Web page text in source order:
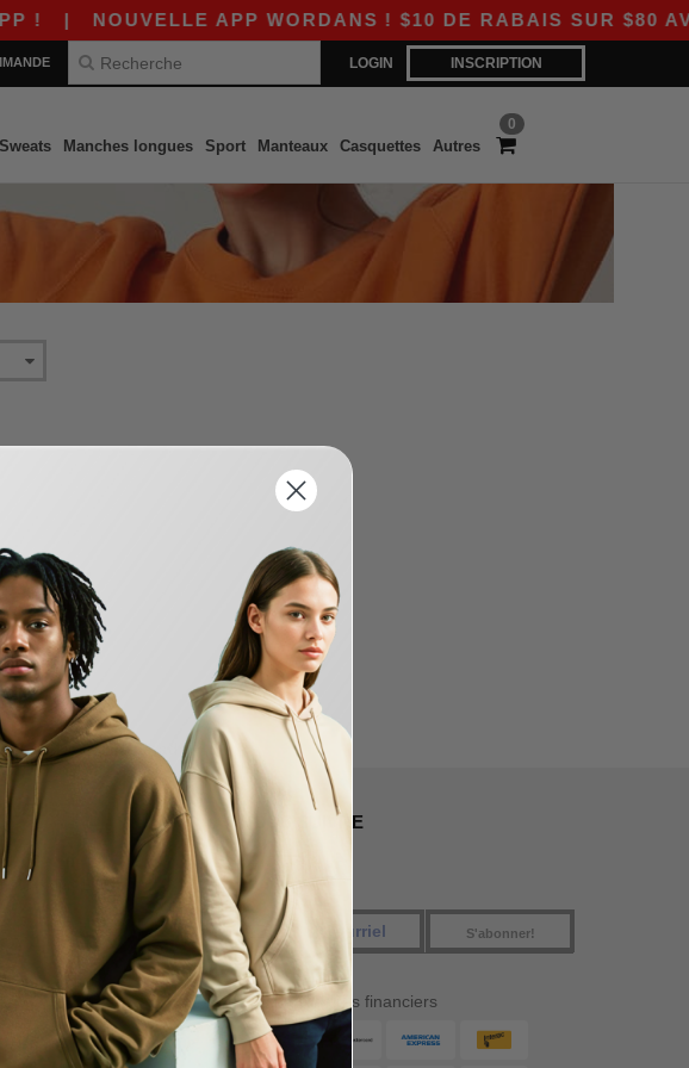
!| NOUVELLE APP WORDANS ! $10 DE RABAIS SUR $80
LOGIN INSCRIPTION
0
Sweats Manches longues Sport Manteaux Casquettes Autres
chez Needen Canada
NOUS
9am - 5pm EST
NOUS SUIVRE
S'abonner!
Nos partenaires financiers